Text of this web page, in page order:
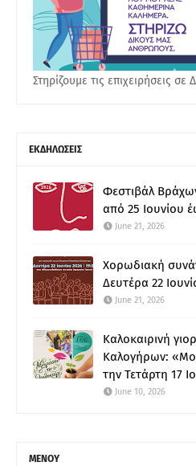
Στηρίζουμε τις επιχειρήσεις
ΕΚΔΗΛΩΣΕΙΣ
Φεστιβάλ
από 25 Ιουνίου
June 21, 2026
Χορωδιακή
Δευτέρα 22
June 21, 2026
Καλοκαιρινή
Καλογήρων:
την Τετάρτη 17
June 10, 2026
ΜΕΝΟΥ